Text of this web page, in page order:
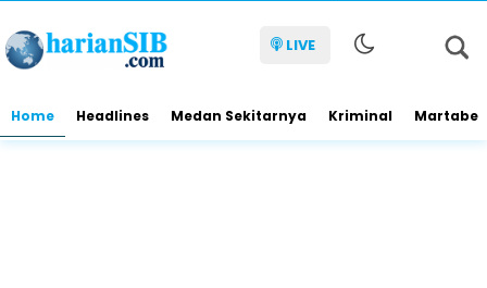
LIVE
Home Headlines Medan Sekitarnya Kriminal Martabe